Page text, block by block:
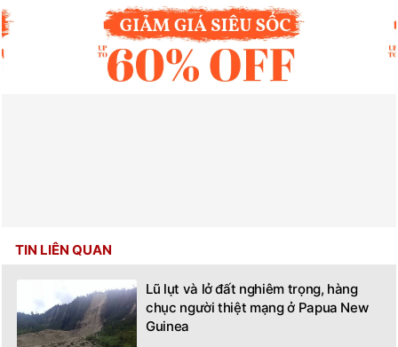
TIN LIÊN QUAN
Lũ lụt và lở đất nghiêm trọng, hàng
chục người thiệt mạng ở Papua New
Guinea